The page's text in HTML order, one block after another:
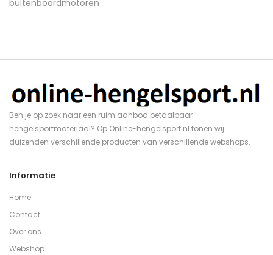
Ben je op zoek naar een ruim aanbod betaalbaar
hengelsportmateriaal? Op Online-hengelsport.nl tonen wij
duizenden verschillende producten van verschillende webshops.
Informatie
Home
Contact
Over ons
Webshop